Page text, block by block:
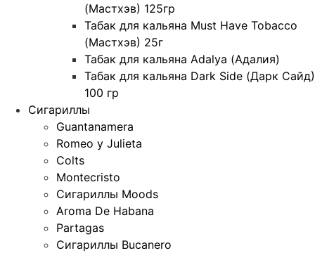
(Мастхэв) 125гр
Табак для кальяна Must Have Tobacco
(Мастхэв) 25г
Табак для кальяна Adalya (Адалия)
Табак для кальяна Dark Side (Дарк Сайд)
100 гр
Сигариллы
Guantanamera
Romeo y Julieta
Colts
Montecristo
Сигариллы Moods
Aroma De Habana
Partagas
Сигариллы Bucanero